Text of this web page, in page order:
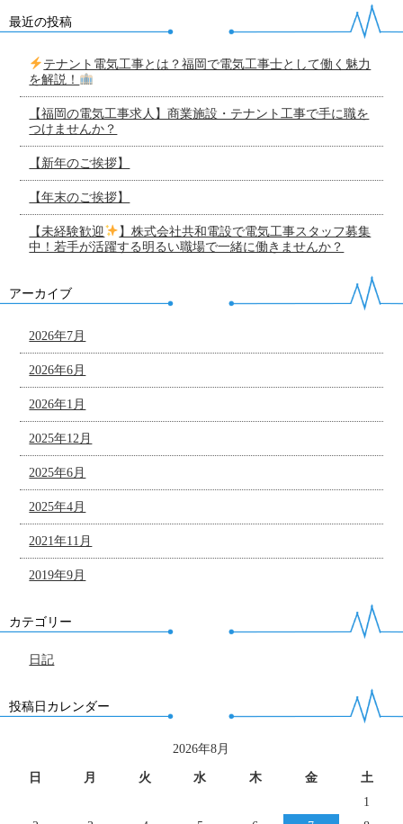
最近の投稿
テナント電気工事とは？福岡で電気工事士として働く魅力
を解説！
【福岡の電気工事求人】商業施設・テナント工事で手に職を
つけませんか？
【新年のご挨拶】
【年末のご挨拶】
【未経験歓迎
】株式会社共和電設で電気工事スタッフ募集
中！若手が活躍する明るい職場で一緒に働きませんか？
アーカイブ
2026年7月
2026年6月
2026年1月
2025年12月
2025年6月
2025年4月
2021年11月
2019年9月
カテゴリー
日記
投稿日カレンダー
2026年8月
日 月 火 水 木 金
土
1